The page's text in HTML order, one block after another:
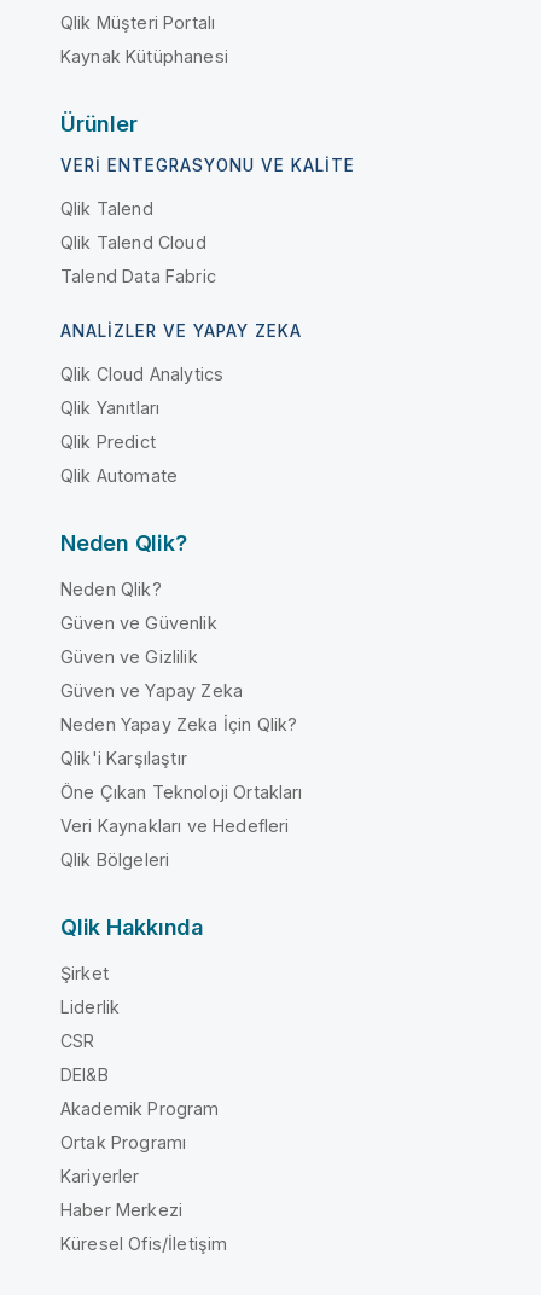
Qlik Müşteri Portalı
Kaynak Kütüphanesi
Ürünler
VERI ENTEGRASYONU VE KALITE
Qlik Talend
Qlik Talend Cloud
Talend Data Fabric
ANALIZLER VE YAPAY ZEKA
Qlik Cloud Analytics
Qlik Yanıtları
Qlik Predict
Qlik Automate
Neden Qlik?
Neden Qlik?
Güven ve Güvenlik
Güven ve Gizlilik
Güven ve Yapay Zeka
Neden Yapay Zeka İçin Qlik?
Qlik'i Karşılaştır
Öne Çıkan Teknoloji Ortakları
Veri Kaynakları ve Hedefleri
Qlik Bölgeleri
Qlik Hakkında
Şirket
Liderlik
CSR
DEI&B
Akademik Program
Ortak Programı
Kariyerler
Haber Merkezi
Küresel Ofis/İletişim